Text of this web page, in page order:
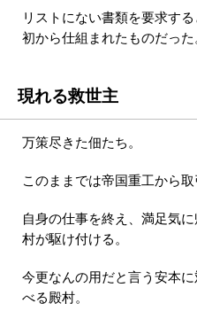
リストにない書類を要求す
初から仕組まれたものだった
現れる救世主
万策尽きた佃たち。
このままでは帝国重工から
自身の仕事を終え、満足気
村が駆け付ける。
今更なんの用だと言う安本
べる殿村。